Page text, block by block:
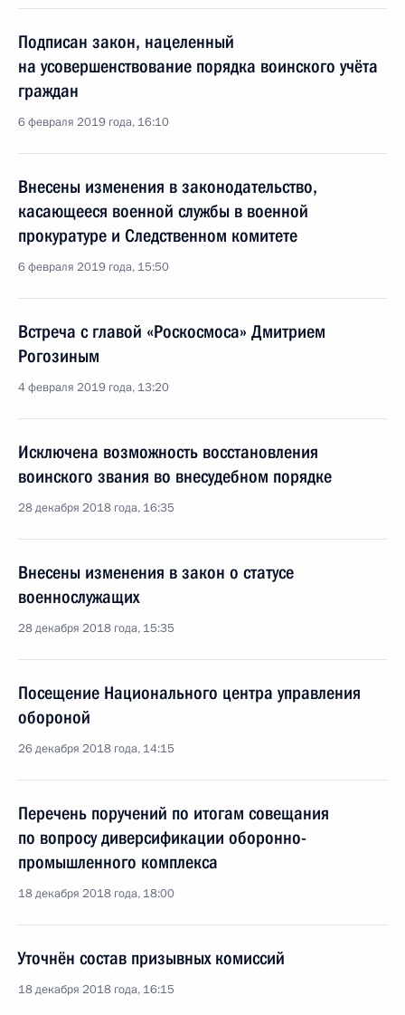
Подписан закон, нацеленный
на усовершенствование порядка воинского учёта
граждан
6 февраля 2019 года, 16:10
Внесены изменения в законодательство,
касающееся военной службы в военной
прокуратуре и Следственном комитете
6 февраля 2019 года, 15:50
Встреча с главой «Роскосмоса» Дмитрием
Рогозиным
4 февраля 2019 года, 13:20
Исключена возможность восстановления
воинского звания во внесудебном порядке
28 декабря 2018 года, 16:35
Внесены изменения в закон о статусе
военнослужащих
28 декабря 2018 года, 15:35
Посещение Национального центра управления
обороной
26 декабря 2018 года, 14:15
Перечень поручений по итогам совещания
по вопросу диверсификации оборонно-
промышленного комплекса
18 декабря 2018 года, 18:00
Уточнён состав призывных комиссий
18 декабря 2018 года, 16:15